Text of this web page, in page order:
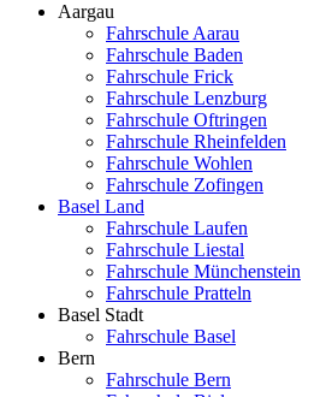
Aargau
Fahrschule Aarau
Fahrschule Baden
Fahrschule Frick
Fahrschule Lenzburg
Fahrschule Oftringen
Fahrschule Rheinfelden
Fahrschule Wohlen
Fahrschule Zofingen
Basel Land
Fahrschule Laufen
Fahrschule Liestal
Fahrschule Münchenstein
Fahrschule Pratteln
Basel Stadt
Fahrschule Basel
Bern
Fahrschule Bern